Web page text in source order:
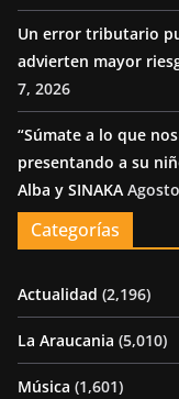
Un error tributario
advierten mayor
7, 2026
“Súmate a lo que
presentando a su
Alba y SINAKA
Categorías
Actualidad (2,196)
La Araucania (5,010)
Música (1,601)